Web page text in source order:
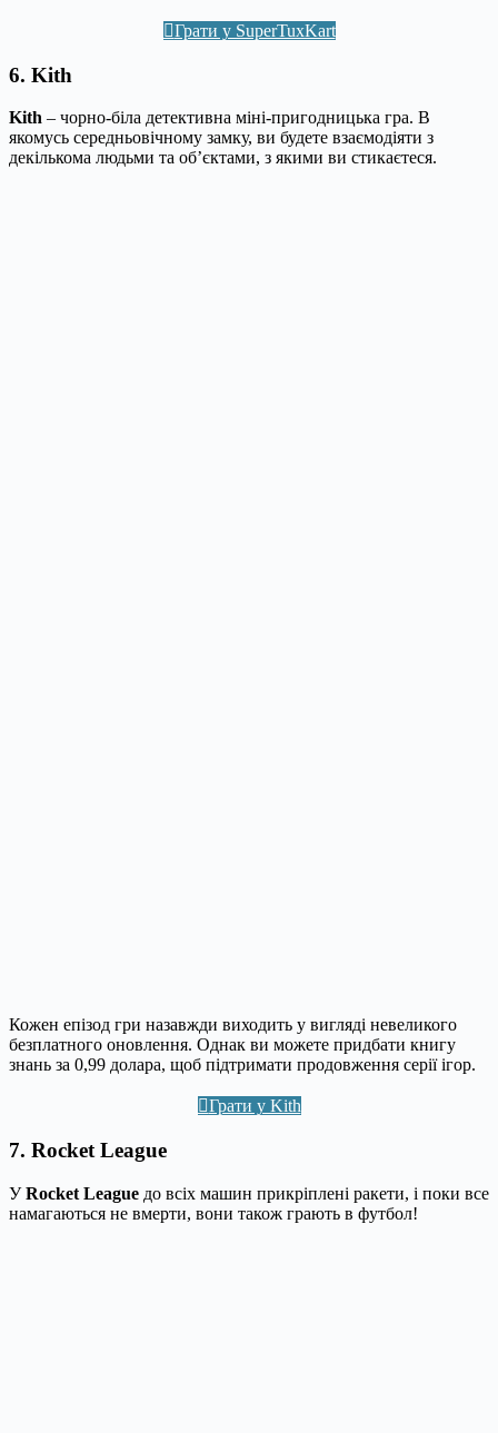
Грати у SuperTuxKart
6. Kith
Kith – чорно-біла детективна міні-пригодницька гра. В
якомусь середньовічному замку, ви будете взаємодіяти з
декількома людьми та об’єктами, з якими ви стикаєтеся.
Кожен епізод гри назавжди виходить у вигляді невеликого
безплатного оновлення. Однак ви можете придбати книгу
знань за 0,99 долара, щоб підтримати продовження серії ігор.
Грати у Kith
7. Rocket League
УRocket League до всіх машин прикріплені ракети, і поки все
намагаються не вмерти, вони також грають в футбол!